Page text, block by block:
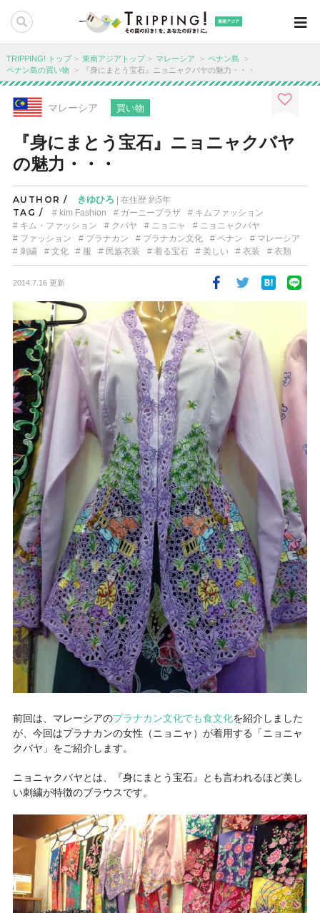
東南アジア
TRIPPING! トップ 東南アジアトップ マレーシア
ペナン島
ペナン島の買い物
『身にまとう宝石』ニョニャクバヤの魅力・・・
マレーシア 買い物
『身にまとう宝石』ニョニャクバヤ
の魅力・・・
AUTHOR / きゆひろ | 在住歴 約5年
TAG / kim Fashion ガーニープラザ
キムファッション
キム・ファッション
クバヤ ニョニャ
ニョニャクバヤ
ファッション
プラナカン プラナカン文化 ペナン
マレーシア
刺繍
文化 服 民族衣装 着る宝石 美しい 衣装 衣類
2014.7.16 更新
前回は、マレーシアのプラナカン文化でも食文化を紹介しました
が、今回はプラナカンの女性（ニョニャ）が着用する
「ニョニャ
クバヤ」 をご紹介します。
ニョニャクバヤとは、
『身にまとう宝石』とも言われるほど美し
い刺繍が特徴のブラウスです。